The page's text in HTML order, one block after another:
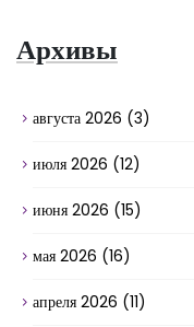
Архивы
августа 2026 (3)
июля 2026 (12)
июня 2026 (15)
мая 2026 (16)
апреля 2026 (11)